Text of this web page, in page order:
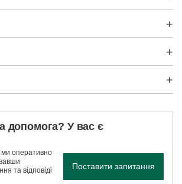
допомога? У вас є
ми оперативно
та відповіді
Поставити запитання